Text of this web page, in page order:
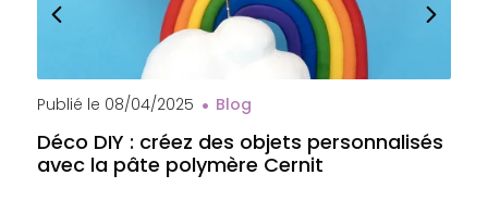
Publié le 08/04/2025 Blog
Déco DIY : créez des objets personnalisés
avec la pâte polymère Cernit